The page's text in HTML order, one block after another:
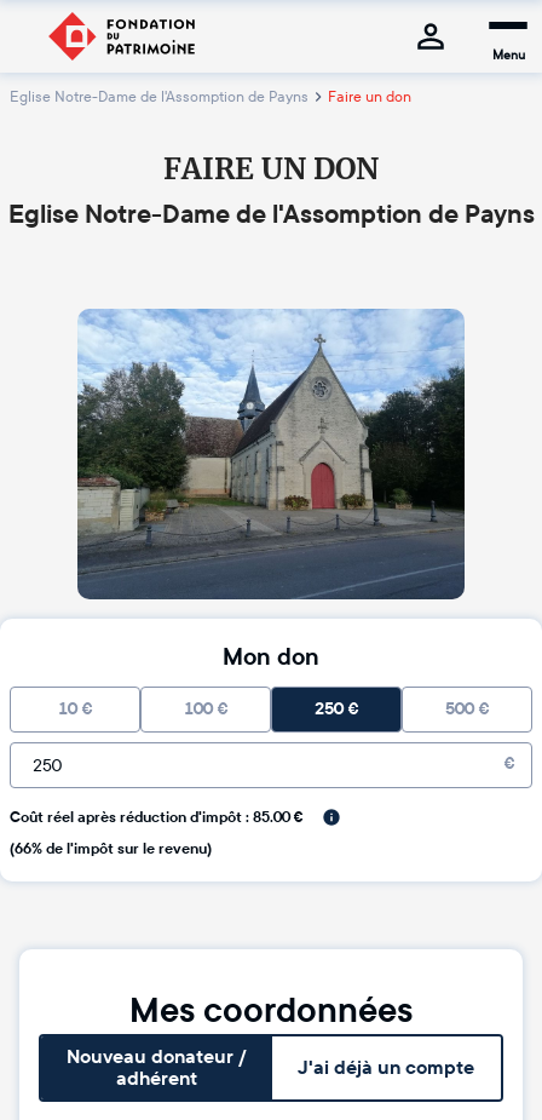
Menu
Eglise Notre-Dame de l'Assomption de Payns Faire un don
FAIRE UN DON
Eglise Notre-Dame de l'Assomption de Payns
Mon don
10 € 100 € 250€ 500 €
€
Coût réel après réduction d'impôt : 85.00 €
(66% de l'impôt sur le revenu)
Mes coordonnées
Nouveau donateur /
adhérent
J'ai déjà un compte